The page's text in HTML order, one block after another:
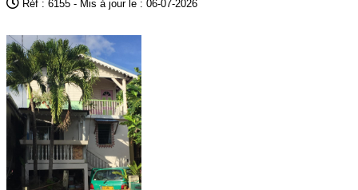
Réf : 6155 - Mis à jour le : 06-07-2026